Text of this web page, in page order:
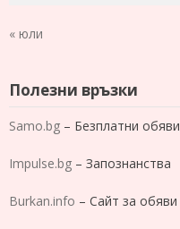
« юли
Полезни връзки
Samo.bg – Безплатни обяви
Impulse.bg – Запознанства
Burkan.info – Сайт за обяви